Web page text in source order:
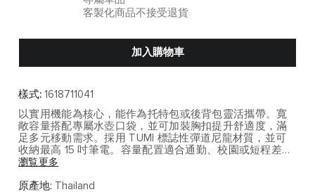
客製化商品不接受退貨
加入購物車
樣式: 1618711041
以實用機能為核心，能作為托特包或後背包靈活攜帶。寬
敞容量搭配專屬水壺口袋，並可加裝胸扣提升舒適度，滿
足多元移動需求。採用 TUMI 標誌性彈道尼龍材質，並可
收納最高 15 吋筆電。容量配置適合通勤、校園或短程差旅
使用，並可妥善收納筆電與日常工作配備。
Alpha Bravo 系列融合軍裝靈感與都會機能設計，為日常通
瀏覧更多
原產地: Thailand